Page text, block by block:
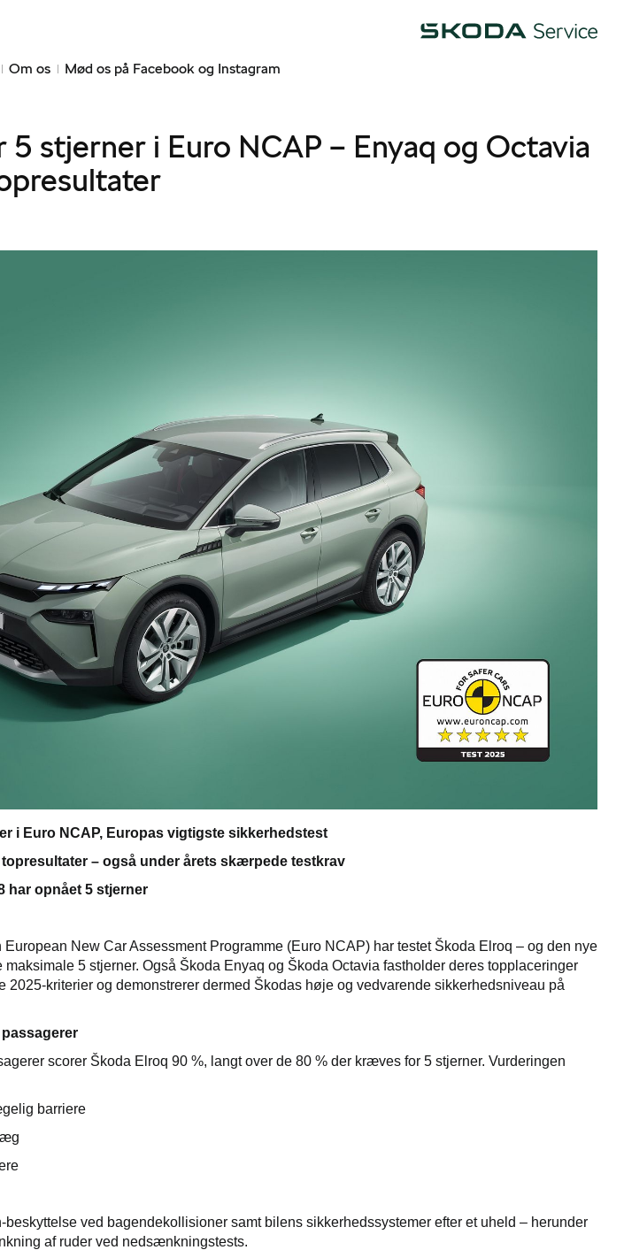
Om os Mød os på Facebook og Instagram
Škoda
5 stjerner i Euro NCAP – Enyaq og Octavia
i Euro NCAP, Europas vigtigste sikkerhedstest
– også under årets skærpede testkrav
har opnået 5 stjerner
New Car Assessment Programme (Euro NCAP) har testet Škoda Elroq – og den nye
5 stjerner. Også Škoda Enyaq og Škoda Octavia fastholder deres topplaceringer
2025-kriterier og demonstrerer dermed Škodas høje og vedvarende sikkerhedsniveau på
scorer Škoda Elroq 90 %, langt over de 80 % der kræves for 5 stjerner. Vurderingen
barriere
ved bagendekollisioner samt bilens sikkerhedssystemer efter et uheld – herunder
af ruder ved nedsænkningstests.